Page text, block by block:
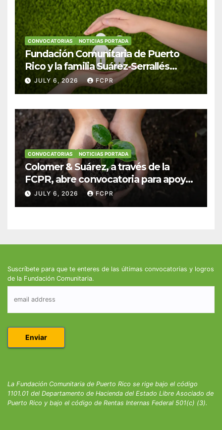
CONVOCATORIAS NOTICIAS PORTADA
Fundación Comunitaria de Puerto
Rico y la familia Suárez-Serrallés
anuncian convocatoria para
fortalecer hogares y albergues
JULY 6, 2026 FCPR
CONVOCATORIAS NOTICIAS PORTADA
Colomer & Suárez, a través de la
FCPR, abre convocatoria para apoyar
proyectos de seguridad alimentaria
JULY 6, 2026 FCPR
Suscríbete para que te enteres de las últimas convocatorias y logros
de la Fundación Comunitaria.
La Fundación Comunitaria de Puerto Rico se rige bajo el código
1101.01 del Departamento de Hacienda del Estado Libre Asociado de
Puerto Rico y bajo el código de Rentas Internas Federal 501(c) (3).